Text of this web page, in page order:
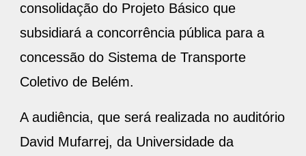
consolidação do Projeto Básico que
subsidiará a concorrência pública para a
concessão do Sistema de Transporte
Coletivo de Belém.
A audiência, que será realizada no auditório
David Mufarrej, da Universidade da